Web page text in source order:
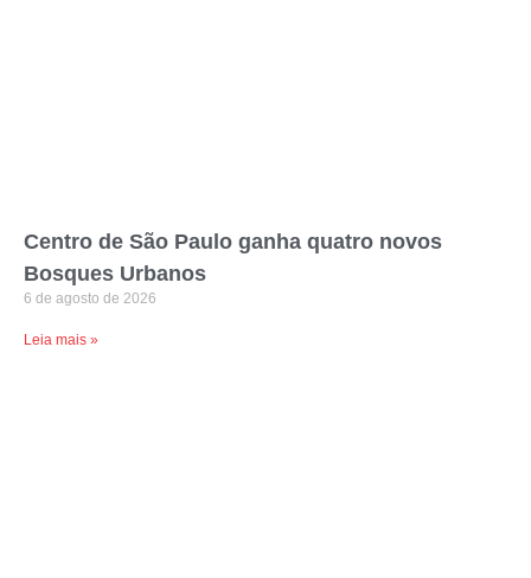
Centro de São Paulo ganha quatro novos
Bosques Urbanos
6 de agosto de 2026
Leia mais »